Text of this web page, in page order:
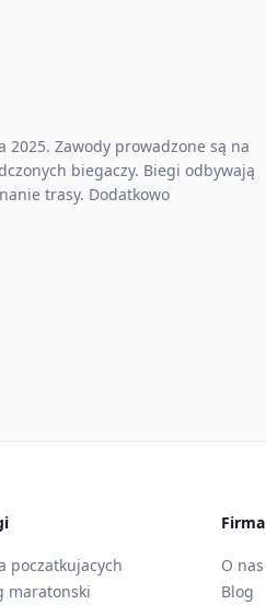
2025. Zawody prowadzone są na
biegaczy. Biegi odbywają
trasy. Dodatkowo
poczatkujacych
maratonski
Firma
O nas
Blog